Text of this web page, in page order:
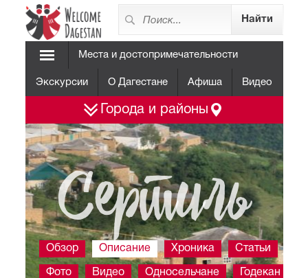
Места и достопримечательности
Экскурсии О Дагестане Афиша Видео
Города и районы
Сертиль
Обзор Описание Хроника Статьи
Фото Видео Односельчане Годекан